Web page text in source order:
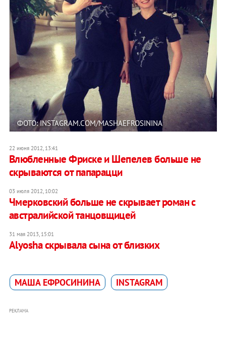
ФОТО: INSTAGRAM.COM/MASHAEFROSININA
22 июня 2012, 13:41
Влюбленные Фриске и Шепелев больше не
скрываются от папарацци
03 июля 2012, 10:02
Чмерковский больше не скрывает роман с
австралийской танцовщицей
31 мая 2013, 15:01
Аlyosha скрывала сына от близких
МАША ЕФРОСИНИНА INSTAGRAM
РЕКЛАМА